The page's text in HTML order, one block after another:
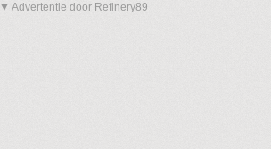
▼ Advertentie door Refinery89